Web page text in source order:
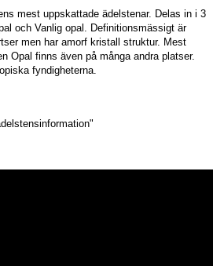
mest uppskattade ädelstenar. Delas in i 3
och Vanlig opal. Definitionsmässigt är
men har amorf kristall struktur. Mest
Opal finns även på många andra platser.
fyndigheterna.